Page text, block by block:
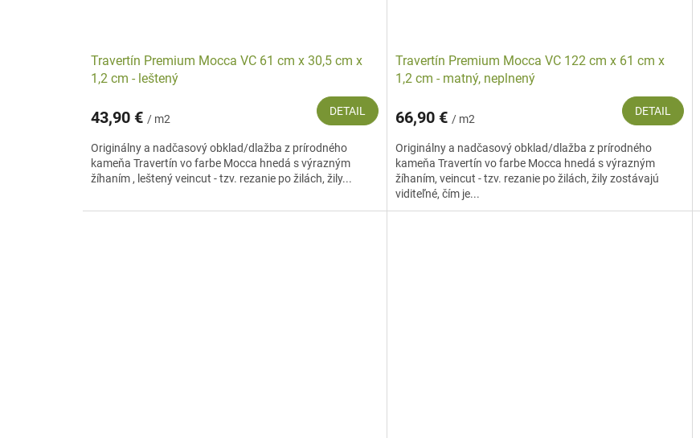
Travertín Premium Mocca VC 61 cm x 30,5 cm x
1,2 cm - leštený
43,90 € / m2
DETAIL
Originálny a nadčasový obklad/dlažba z prírodného
kameňa Travertín vo farbe Mocca hnedá s výrazným
žíhaním , leštený veincut - tzv. rezanie po žilách, žily...
Travertín Premium Mocca VC 122 cm x 61 cm x
1,2 cm - matný, neplnený
66,90 €/ m2
DETAIL
Originálny a nadčasový obklad/dlažba z prírodného
kameňa Travertín vo farbe Mocca hnedá s výrazným
žíhaním, veincut - tzv. rezanie po žilách, žily zostávajú
viditeľné, čím je...